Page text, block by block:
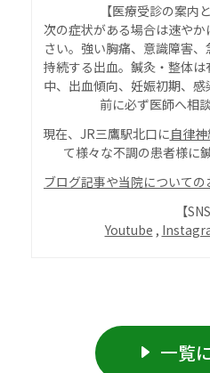
【医療受診の案内
次の症状がある場合は速や
さい。強い胸痛、意識障害、
持続する出血。鍼灸・整体
中、出血傾向、妊娠初期、
前に必ず医師へ相
現在、JR三鷹駅北口に自律
て様々な不調の患者様に
ブログ記事や当院について
【
Youtube ,
一覧